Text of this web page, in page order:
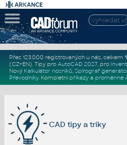
Přes 123.000 registrovaných u nás, celkem
(CZ+EN). Tipy pro AutoCAD 2027, pro
Nový Kalkulátor nosníků, Spirograf
Převodníky. Kompletní příkazya proměnné
CAD tipy a triky